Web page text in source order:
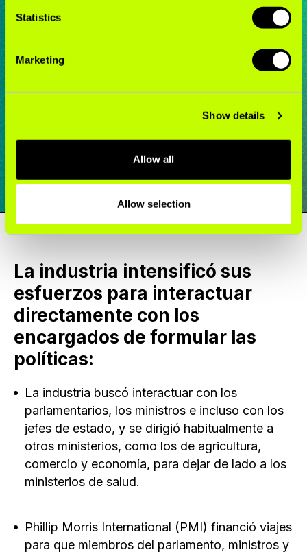
Statistics
Marketing
Show details
Allow all
Allow selection
cada vez más audaz y
interferir en las políticas
Mary Assunta, PhD, autora principal del Índice
La industria intensificó sus
esfuerzos para interactuar
directamente con los
encargados de formular las
políticas:
La industria buscó interactuar con los
parlamentarios, los ministros e incluso con los
jefes de estado, y se dirigió habitualmente a
otros ministerios, como los de agricultura,
comercio y economía, para dejar de lado a los
ministerios de salud.
Phillip Morris International (PMI) financió viajes
para que miembros del parlamento, ministros y